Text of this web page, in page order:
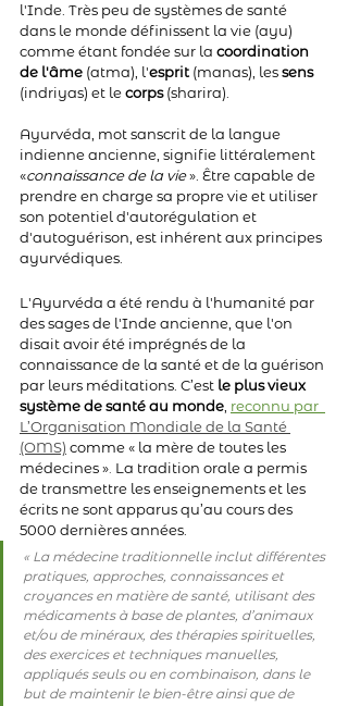
l'Inde. Très peu de systèmes de santé
dans le monde définissent la vie (ayu)
comme étant fondée sur la coordination
de l'âme (atma), l'esprit (manas), les sens
(indriyas) et le corps (sharira).
Ayurvéda, mot sanscrit de la langue
indienne ancienne, signifie littéralement
«connaissance de la vie ». Être capable de
prendre en charge sa propre vie et utiliser
son potentiel d'autorégulation et
d'autoguérison, est inhérent aux principes
ayurvédiques.
L'Ayurvéda a été rendu à l'humanité par
des sages de l'Inde ancienne, que l'on
disait avoir été imprégnés de la
connaissance de la santé et de la guérison
par leurs méditations. C’est le plus vieux
système de santé au monde, reconnu par
L’Organisation Mondiale de la Santé
(OMS) comme « la mère de toutes les
médecines ». La tradition orale a permis
de transmettre les enseignements et les
écrits ne sont apparus qu’au cours des
5000 dernières années.
« La médecine traditionnelle inclut différentes
pratiques, approches, connaissances et
croyances en matière de santé, utilisant des
médicaments à base de plantes, d’animaux
et/ou de minéraux, des thérapies spirituelles,
des exercices et techniques manuelles,
appliqués seuls ou en combinaison, dans le
but de maintenir le bien-être ainsi que de